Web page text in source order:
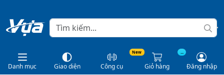
Danh mục Giao diện
New
Công cụ
...
Giỏ hàng
Đăng nhập